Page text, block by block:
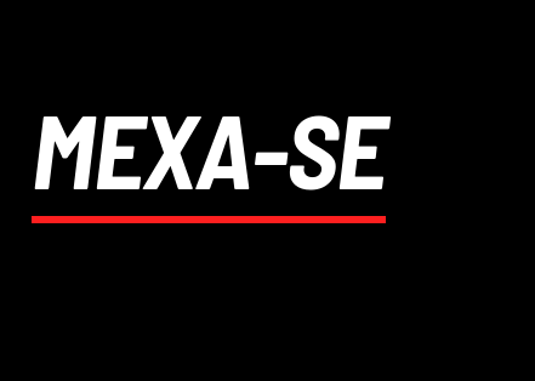
MEXA-SE